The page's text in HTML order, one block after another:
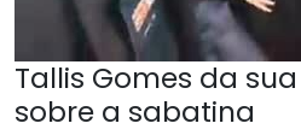
Tallis Gomes da
sobre a sabatina